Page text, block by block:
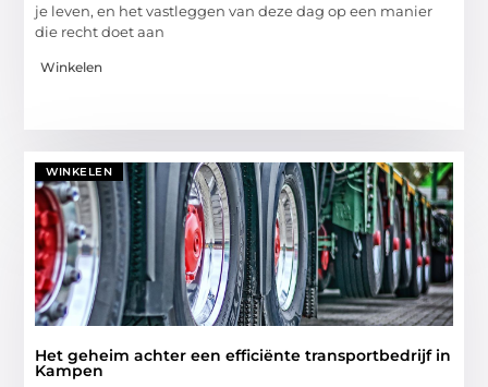
je leven, en het vastleggen van deze dag op een manier
die recht doet aan
Winkelen
WINKELEN
Het geheim achter een efficiënte transportbedrijf in
Kampen